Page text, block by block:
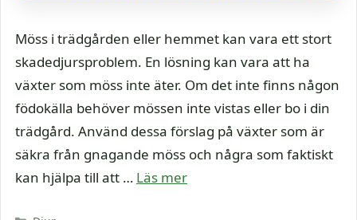
Möss i trädgården eller hemmet kan vara ett stort
skadedjursproblem. En lösning kan vara att ha
växter som möss inte äter. Om det inte finns någon
födokälla behöver mössen inte vistas eller bo i din
trädgård. Använd dessa förslag på växter som är
säkra från gnagande möss och några som faktiskt
kan hjälpa till att … Läs mer